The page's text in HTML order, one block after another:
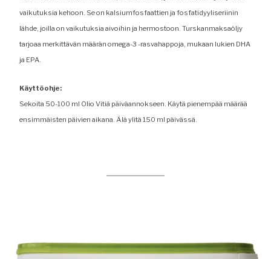
vaikutuksia kehoon. Se on kalsiumfosfaattien ja fosfatidyyliseriinin
lähde, joilla on vaikutuksia aivoihin ja hermostoon. Turskanmaksaöljy
tarjoaa merkittävän määrän omega-3 -rasvahappoja, mukaan lukien DHA
ja EPA.
Käyttöohje:
Sekoita 50-100 ml Olio Vitiä päiväannokseen. Käytä pienempää määrää
ensimmäisten päivien aikana. Älä ylitä 150 ml päivässä.